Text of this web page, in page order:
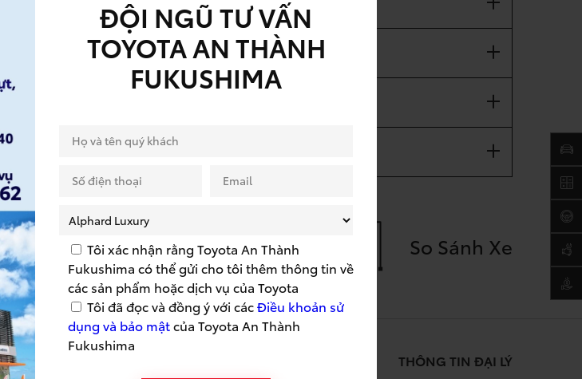
ĐỘI NGŨ TƯ VẤN
TOYOTA AN THÀNH
FUKUSHIMA
Tôi xác nhận rằng Toyota An Thành
Fukushima có thể gửi cho tôi thêm thông tin về
các sản phẩm hoặc dịch vụ của Toyota
Tôi đã đọc và đồng ý với cácĐiều khoản sử
dụng và bảo mậtcủa Toyota An Thành
Fukushima
Dự Toán Chi Phí So Sánh Xe
THÔNG TIN ĐẠI LÝ